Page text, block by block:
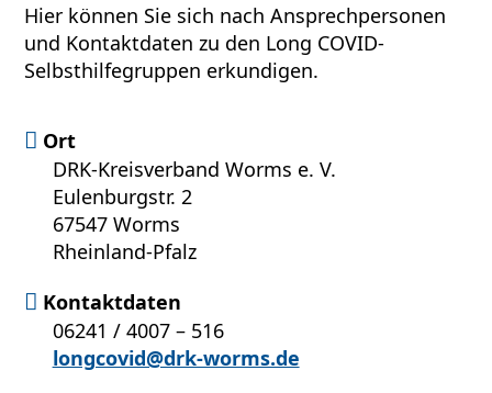
Hier können Sie sich nach Ansprechpersonen
und Kontaktdaten zu den Long COVID-
Selbsthilfegruppen erkundigen.
Ort
DRK-Kreisverband Worms e. V.
Eulenburgstr. 2
67547 Worms
Rheinland-Pfalz
Kontaktdaten
06241 / 4007 – 516
longcovid@drk-worms.de